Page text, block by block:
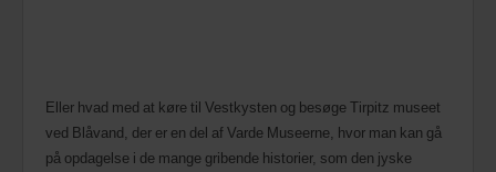
Eller hvad med at køre til Vestkysten og besøge Tirpitz museet
ved Blåvand, der er en del af Varde Museerne, hvor man kan gå
på opdagelse i de mange gribende historier, som den jyske